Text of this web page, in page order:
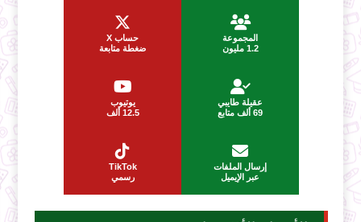
المجموعة
1.2 مليون
حساب X
ضغطة متابعة
عقيلة طايبي
69 ألف متابع
يوتيوب
12.5 ألف
إرسال الملفات
عبر الإيميل
TikTok
رسمي